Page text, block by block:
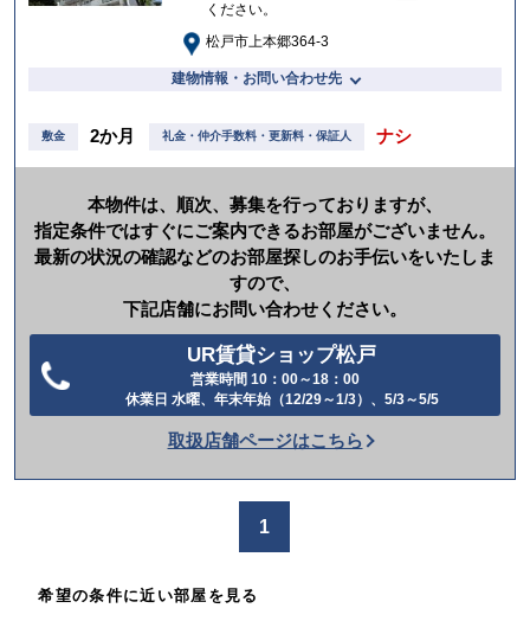
ください。
松戸市上本郷364-3
建物情報・お問い合わせ先
敷金 2か月 礼金・仲介手数料・更新料・保証人 ナシ
本物件は、順次、募集を行っておりますが、
指定条件ではすぐにご案内できるお部屋がございません。
最新の状況の確認などのお部屋探しのお手伝いをいたしま
すので、
下記店舗にお問い合わせください。
UR賃貸ショップ松戸
営業時間 10：00～18：00
休業日 水曜、年末年始（12/29～1/3）、5/3～5/5
話
か
取扱店舗ページはこちら
1
希望の条件に近い部屋を見る